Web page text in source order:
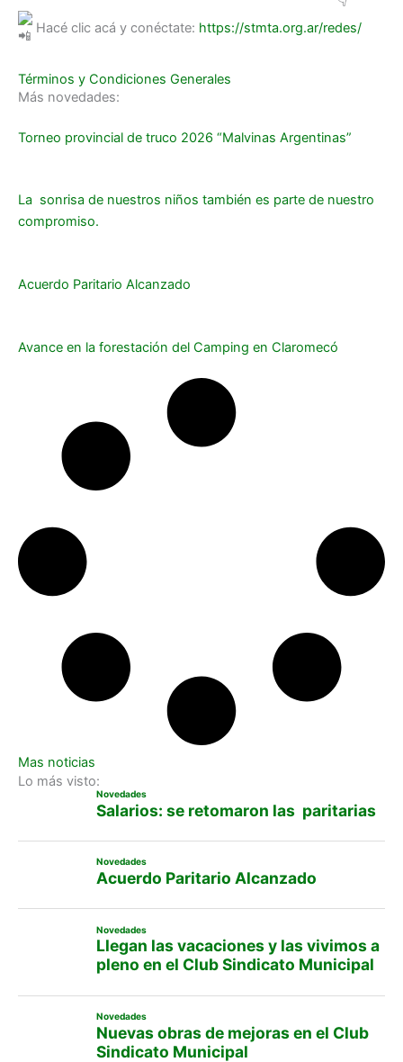
Hacé clic acá y conéctate: https://stmta.org.ar/redes/
Términos y Condiciones Generales
Más novedades:
Torneo provincial de truco 2026 “Malvinas Argentinas”
La sonrisa de nuestros niños también es parte de nuestro
compromiso.
Acuerdo Paritario Alcanzado
Avance en la forestación del Camping en Claromecó
Mas noticias
Lo más visto:
Novedades
Salarios: se retomaron las paritarias
Novedades
Acuerdo Paritario Alcanzado
Novedades
Llegan las vacaciones y las vivimos a
pleno en el Club Sindicato Municipal
Novedades
Nuevas obras de mejoras en el Club
Sindicato Municipal